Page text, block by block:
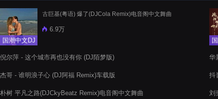
国潮中文DJ
古巨基(粤语) 爆了(DJCola Remix)电音阁中文舞曲
6.9万
倪尔萍 - 这个城市再也没有你 (DJ陌梦版)
杰哥 - 谁明浪子心 (DJ阿福 Remix)车载版
朴树 平凡之路(DJCkyBeatz Remix)电音阁中文舞曲
华
抖
刘